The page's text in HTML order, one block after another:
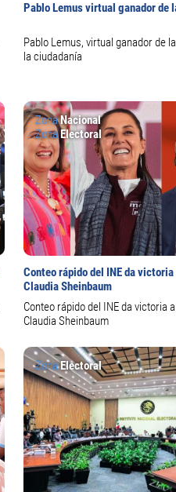
Pablo Lemus virtual ganador de
Pablo Lemus, virtual ganador de
la ciudadanía
ZonaNacional
ZonaElectoral
Conteo rápido del INE da victoria
Claudia Sheinbaum
Conteo rápido del INE da victoria a
Claudia Sheinbaum
ZonaElectoral